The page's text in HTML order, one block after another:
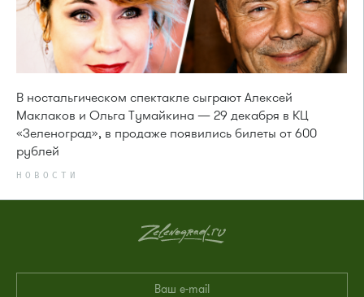
В ностальгическом спектакле сыграют Алексей
Маклаков и Ольга Тумайкина — 29 декабря в КЦ
«Зеленоград», в продаже появились билеты от 600
рублей
НОВОСТИ